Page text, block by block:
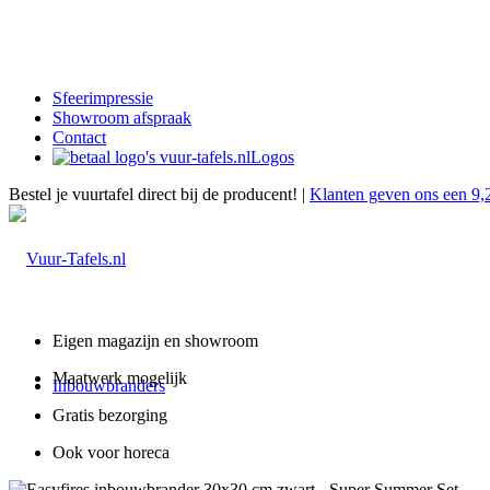
Sfeerimpressie
Showroom afspraak
Contact
Logos
Bestel je vuurtafel direct bij de producent! | Klanten geven ons een
Inbouwbranders
Eigen magazijn en showroom
Maatwerk mogelijk
Gratis bezorging
Ook voor horeca